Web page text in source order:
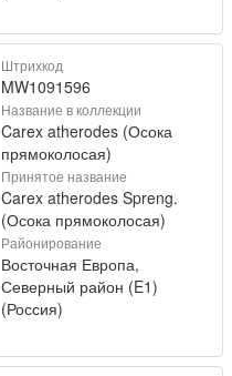
Штрихкод
MW1091596
Название в коллекции
Carex atherodes (Осока
прямоколосая)
Принятое название
Carex atherodes Spreng.
(Осока прямоколосая)
Районирование
Восточная Европа,
Северный район (E1)
(Россия)